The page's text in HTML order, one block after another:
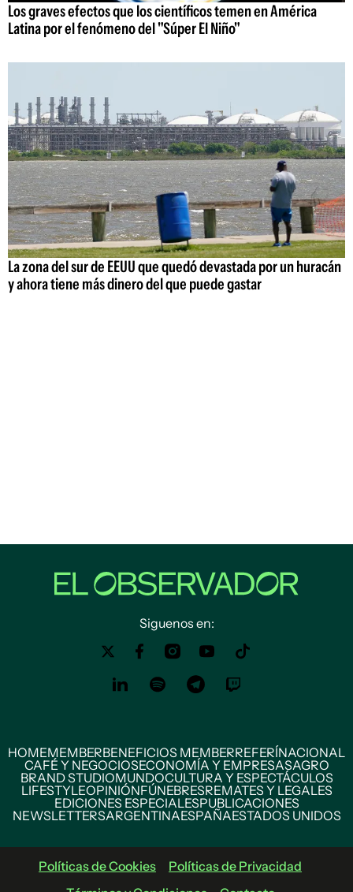
Los graves efectos que los científicos temen en América
Latina por el fenómeno del "Súper El Niño"
La zona del sur de EEUU que quedó devastada por un huracán
y ahora tiene más dinero del que puede gastar
Siguenos en:
HOMEMEMBERBENEFICIOS MEMBERREFERÍNACIONAL
CAFÉ Y NEGOCIOSECONOMÍA Y EMPRESASAGRO
BRAND STUDIOMUNDOCULTURA Y ESPECTÁCULOS
LIFESTYLEOPINIÓNFÚNEBRESREMATES Y LEGALES
EDICIONES ESPECIALESPUBLICACIONES
NEWSLETTERSARGENTINAESPAÑAESTADOS UNIDOS
Políticas de Cookies
Políticas de Privacidad